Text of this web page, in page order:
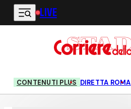
Vai al contenuto principale
LIVE
CONTENUTI PLUS DIRETTA ROMA